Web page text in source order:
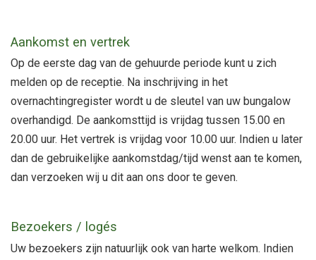
Aankomst en vertrek
Op de eerste dag van de gehuurde periode kunt u zich
melden op de receptie. Na inschrijving in het
overnachtingregister wordt u de sleutel van uw bungalow
overhandigd. De aankomsttijd is vrijdag tussen 15.00 en
20.00 uur. Het vertrek is vrijdag voor 10.00 uur. Indien u later
dan de gebruikelijke aankomstdag/tijd wenst aan te komen,
dan verzoeken wij u dit aan ons door te geven.
Bezoekers / logés
Uw bezoekers zijn natuurlijk ook van harte welkom. Indien